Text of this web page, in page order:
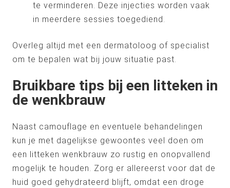
te verminderen. Deze injecties worden vaak
in meerdere sessies toegediend.
Overleg altijd met een dermatoloog of specialist
om te bepalen wat bij jouw situatie past.
Bruikbare tips bij een litteken in
de wenkbrauw
Naast camouflage en eventuele behandelingen
kun je met dagelijkse gewoontes veel doen om
een litteken wenkbrauw zo rustig en onopvallend
mogelijk te houden. Zorg er allereerst voor dat de
huid goed gehydrateerd blijft, omdat een droge